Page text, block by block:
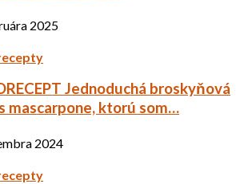
2025
Jednoduchá broskyňová
mascarpone, ktorú som…
2024